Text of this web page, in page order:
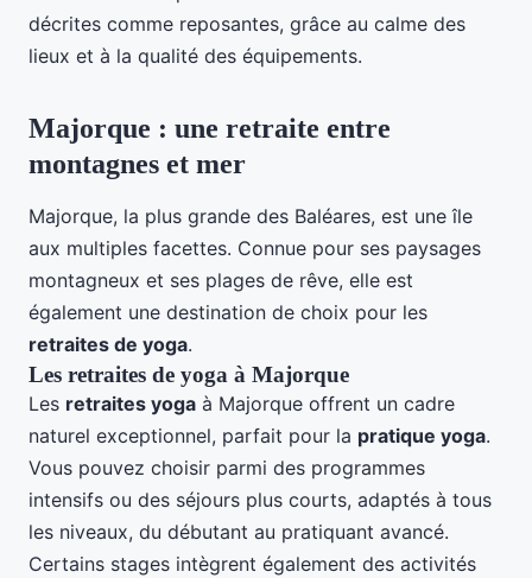
décrites comme reposantes, grâce au calme des
lieux et à la qualité des équipements.
Majorque : une retraite entre
montagnes et mer
Majorque, la plus grande des Baléares, est une île
aux multiples facettes. Connue pour ses paysages
montagneux et ses plages de rêve, elle est
également une destination de choix pour les
retraites de yoga.
Les retraites de yoga à Majorque
Les retraites yoga à Majorque offrent un cadre
naturel exceptionnel, parfait pour la pratique yoga.
Vous pouvez choisir parmi des programmes
intensifs ou des séjours plus courts, adaptés à tous
les niveaux, du débutant au pratiquant avancé.
Certains stages intègrent également des activités